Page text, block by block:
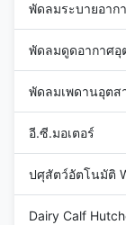
พัดลมระบายอาก
พัดลมดูดอากาศอุ
พัดลมเพดานอุตส
อี.ซี.มอเตอร์
ปศุสัตว์อัตโนมัติ
Dairy Calf